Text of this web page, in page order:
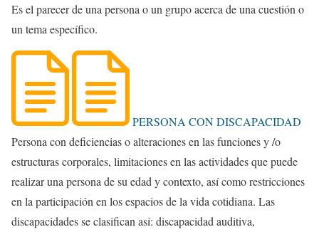
Es el parecer de una persona o un grupo acerca de una cuestión o
un tema específico.
PERSONA CON DISCAPACIDAD
Persona con deficiencias o alteraciones en las funciones y /o
estructuras corporales, limitaciones en las actividades que puede
realizar una persona de su edad y contexto, así como restricciones
en la participación en los espacios de la vida cotidiana. Las
discapacidades se clasifican así: discapacidad auditiva,